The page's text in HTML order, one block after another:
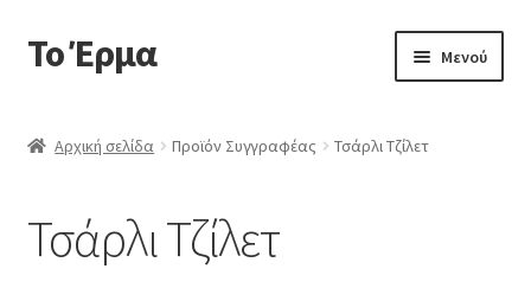
Απευθείας
μετάβαση
πλοήγηση
Μετάβαση
σε
Το Έρμα Μενού
Κατηγορίες Βιβλίων
Αρχική σελίδα Προϊόν Συγγραφέας Τσάρλι Τζίλετ
Τσάρλι Τζίλετ